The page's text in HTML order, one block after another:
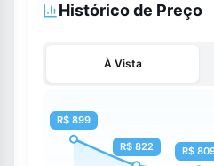
Histórico de Preço
À Vista